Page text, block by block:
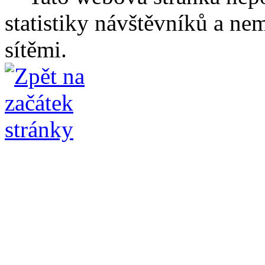
statistiky návštěvníků a
sítěmi.